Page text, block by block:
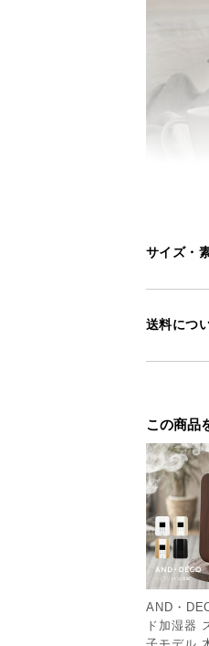
オイ
本来
サイズ・
送料につ
この商品
AND・
ド加湿器